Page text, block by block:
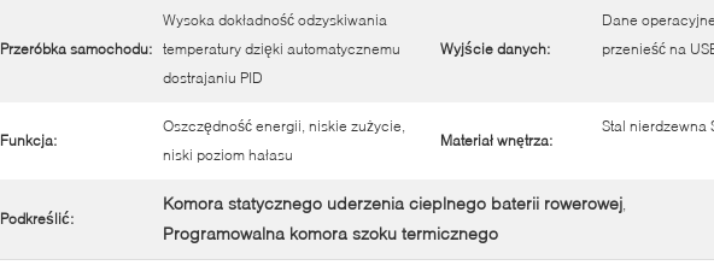
Przeróbka samochodu:
Wysoka dokładność odzyskiwania
temperatury dzięki automatycznemu
dostrajaniu PID
Wyjście danych:
Dane
przenieść na
Funkcja:
Oszczędność energii, niskie zużycie,
niski poziom hałasu
Materiał wnętrza:
Stal nierdzewna
Podkreślić:
Komora statycznego uderzenia cieplnego baterii rowerowej,
Programowalna komora szoku termicznego